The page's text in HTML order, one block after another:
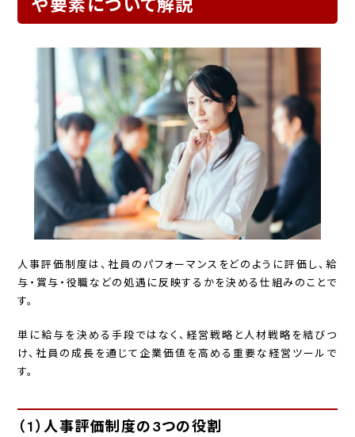
や要素について解説
人事評価制度は、社員のパフォーマンスをどのように評価し、給
与・賞与・役職などの処遇に反映するかを決める仕組みのことで
す。
単に給与を決める手段ではなく、経営戦略と人材戦略を結びつ
け、社員の成長を通じて企業価値を高める重要な経営ツールで
す。
（1）人事評価制度の3つの役割